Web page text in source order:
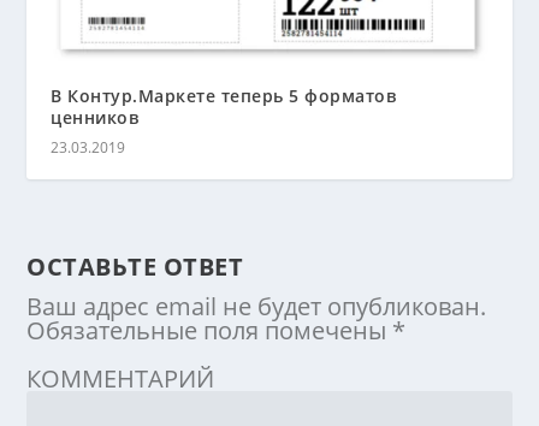
В Контур.Маркете теперь 5 форматов
ценников
23.03.2019
ОСТАВЬТЕ ОТВЕТ
Ваш адрес email не будет опубликован.
Обязательные поля помечены *
КОММЕНТАРИЙ